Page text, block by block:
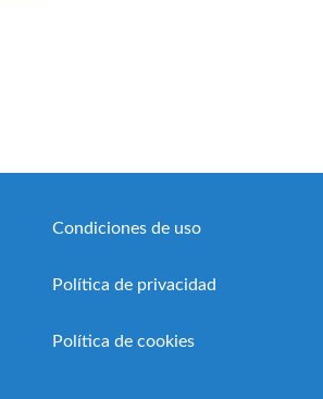
Condiciones de uso
Política de privacidad
Política de cookies